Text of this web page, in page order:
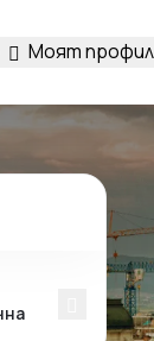
Моят профил